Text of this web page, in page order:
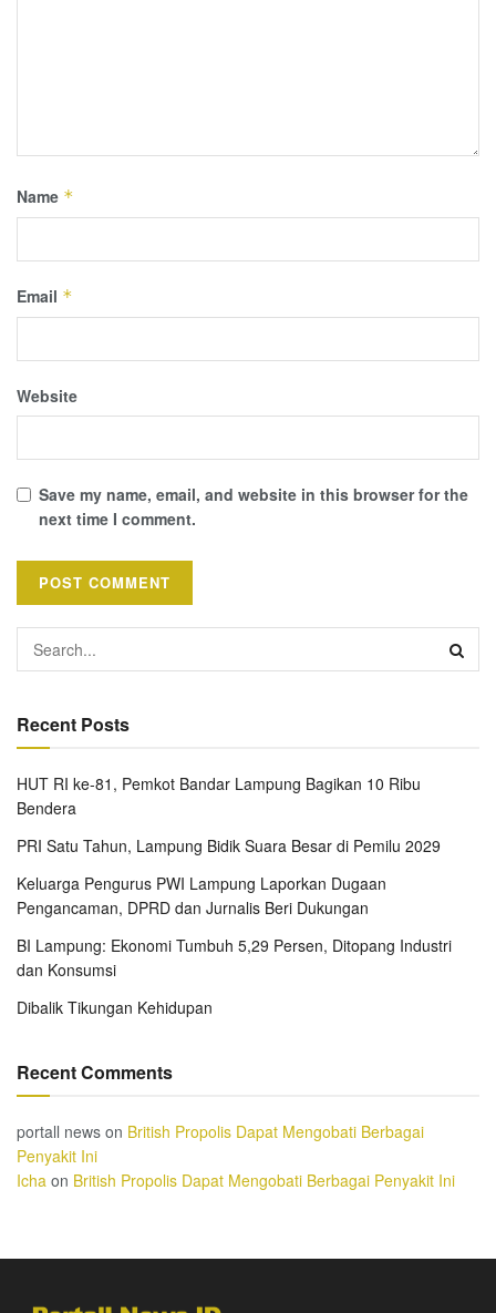
Name *
Email *
Website
Save my name, email, and website in this browser for the
next time I comment.
Recent Posts
HUT RI ke-81, Pemkot Bandar Lampung Bagikan 10 Ribu
Bendera
PRI Satu Tahun, Lampung Bidik Suara Besar di Pemilu 2029
Keluarga Pengurus PWI Lampung Laporkan Dugaan
Pengancaman, DPRD dan Jurnalis Beri Dukungan
BI Lampung: Ekonomi Tumbuh 5,29 Persen, Ditopang Industri
dan Konsumsi
Dibalik Tikungan Kehidupan
Recent Comments
portall news on British Propolis Dapat Mengobati Berbagai
Penyakit Ini
Icha on British Propolis Dapat Mengobati Berbagai Penyakit Ini